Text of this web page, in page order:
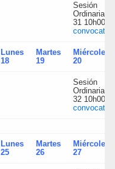
Sesión
Ordinaria N.
31 10h00
Lunes
18
Martes
19
Miércoles
20
Sesión
Ordinaria N.
32 10h00
Lunes
25
Martes
26
Miércoles
27